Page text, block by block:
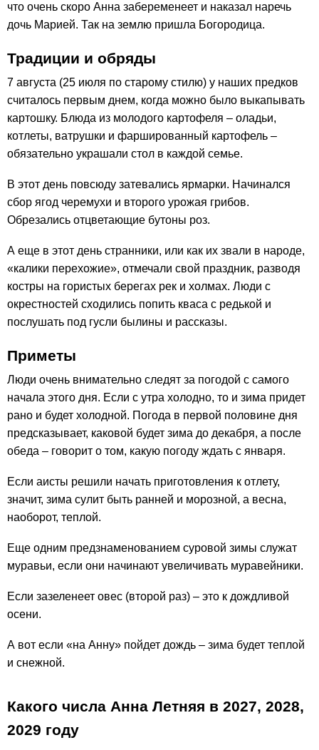
что очень скоро Анна забеременеет и наказал наречь
дочь Марией. Так на землю пришла Богородица.
Традиции и обряды
7 августа (25 июля по старому стилю) у наших предков
считалось первым днем, когда можно было выкапывать
картошку. Блюда из молодого картофеля – оладьи,
котлеты, ватрушки и фаршированный картофель –
обязательно украшали стол в каждой семье.
В этот день повсюду затевались ярмарки. Начинался
сбор ягод черемухи и второго урожая грибов.
Обрезались отцветающие бутоны роз.
А еще в этот день странники, или как их звали в народе,
«калики перехожие», отмечали свой праздник, разводя
костры на гористых берегах рек и холмах. Люди с
окрестностей сходились попить кваса с редькой и
послушать под гусли былины и рассказы.
Приметы
Люди очень внимательно следят за погодой с самого
начала этого дня. Если с утра холодно, то и зима придет
рано и будет холодной. Погода в первой половине дня
предсказывает, каковой будет зима до декабря, а после
обеда – говорит о том, какую погоду ждать с января.
Если аисты решили начать приготовления к отлету,
значит, зима сулит быть ранней и морозной, а весна,
наоборот, теплой.
Еще одним предзнаменованием суровой зимы служат
муравьи, если они начинают увеличивать муравейники.
Если зазеленеет овес (второй раз) – это к дождливой
осени.
А вот если «на Анну» пойдет дождь – зима будет теплой
и снежной.
Какого числа Анна Летняя в 2027, 2028,
2029 году